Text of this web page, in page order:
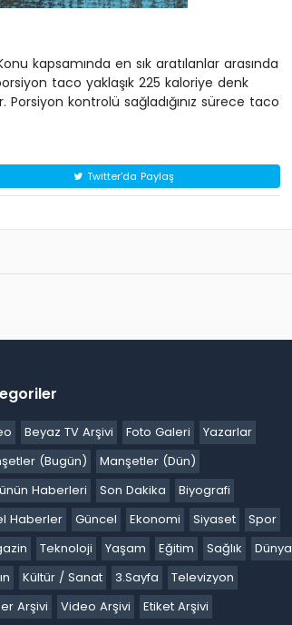
kapsamında en sık aratılanlar arasında
taco yaklaşık 225 kaloriye denk
Porsiyon kontrolü sağladığınız sürece taco
Twitter'da Paylaş
Beyaz TV Arşivi Foto Galeri
Yazarlar
(Bugün)
Manşetler (Dün)
Haberleri
Son Dakika
Biyografi
Haberler
Güncel Ekonomi Siyaset
Spor
Teknoloji Yaşam Eğitim Sağlık
Dünya
Kültür / Sanat 3.Sayfa
Televizyon
Arşivi
Video Arşivi Etiket Arşivi